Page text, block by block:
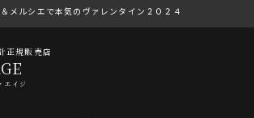
メルシエで本気のヴァレンタイン２０２４
正規販売店
エイジ